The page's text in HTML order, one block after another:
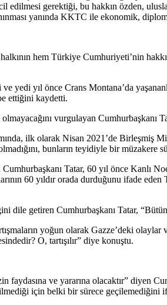
edilmesi gerektiği, bu hakkın özden,
yanında KKTC ile ekonomik,
hem Türkiye Cumhuriyeti’nin
yedi yıl önce Crans Montana’da
ettiğini kaydetti.
vurgulayan Cumhurbaşkanı
ilk olarak Nisan 2021’de Birleşmiş
bunların teyidiyle bir
Tatar, 60 yıl önce Kanlı
60 yıldır orada durduğunu ifade
dile getiren Cumhurbaşkanı Tatar,
yoğun olarak Gazze’deki
O, tartışılır” diye konuştu.
faydasına ve yararına olacaktır” diyen
için belki bir sürece geçilemediğini